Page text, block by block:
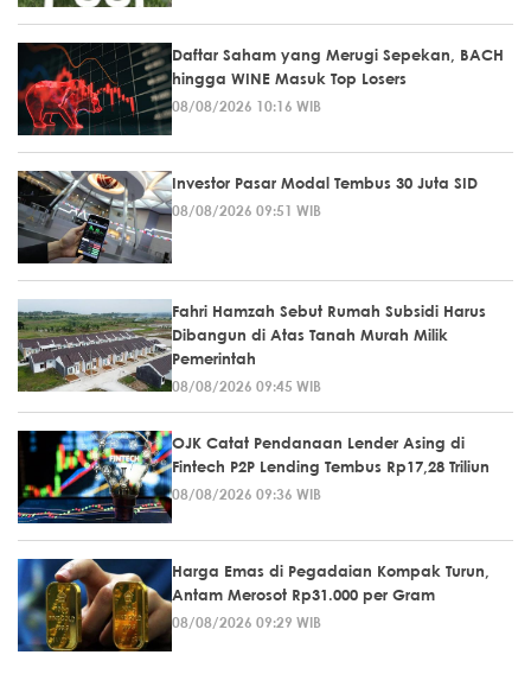
Daftar Saham yang Merugi Sepekan, BACH
hingga WINE Masuk Top Losers
08/08/2026 10:16 WIB
Investor Pasar Modal Tembus 30 Juta SID
08/08/2026 09:51 WIB
Fahri Hamzah Sebut Rumah Subsidi Harus
Dibangun di Atas Tanah Murah Milik
Pemerintah
08/08/2026 09:45 WIB
OJK Catat Pendanaan Lender Asing di
Fintech P2P Lending Tembus Rp17,28 Triliun
08/08/2026 09:36 WIB
Harga Emas di Pegadaian Kompak Turun,
Antam Merosot Rp31.000 per Gram
08/08/2026 09:29 WIB